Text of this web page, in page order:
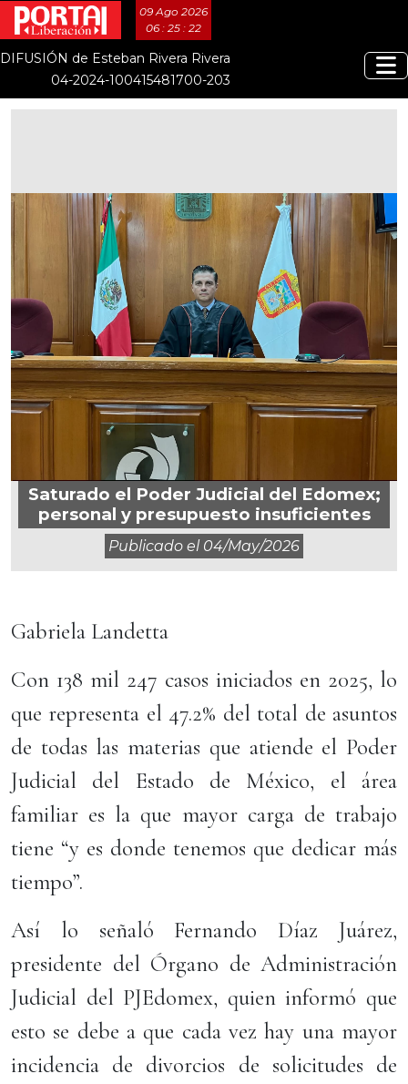
09 Ago 2026
06 : 25 : 22
DIFUSIÓN de Esteban Rivera Rivera
04-2024-100415481700-203
Saturado el Poder Judicial del Edomex;
personal y presupuesto insuficientes
Publicado el 04/may/2026
Gabriela Landetta
Con 138 mil 247 casos iniciados en 2025, lo
que representa el 47.2% del total de asuntos
de todas las materias que atiende el Poder
Judicial del Estado de México, el área
familiar es la que mayor carga de trabajo
tiene “y es donde tenemos que dedicar más
tiempo”.
Así lo señaló Fernando Díaz Juárez,
presidente del Órgano de Administración
Judicial del PJEdomex, quien informó que
esto se debe a que cada vez hay una mayor
incidencia de divorcios de solicitudes de